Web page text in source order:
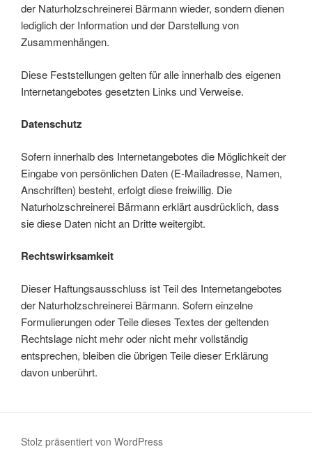
der Naturholzschreinerei Bärmann wieder, sondern dienen
lediglich der Information und der Darstellung von
Zusammenhängen.
Diese Feststellungen gelten für alle innerhalb des eigenen
Internetangebotes gesetzten Links und Verweise.
Datenschutz
Sofern innerhalb des Internetangebotes die Möglichkeit der
Eingabe von persönlichen Daten (E-Mailadresse, Namen,
Anschriften) besteht, erfolgt diese freiwillig. Die
Naturholzschreinerei Bärmann erklärt ausdrücklich, dass
sie diese Daten nicht an Dritte weitergibt.
Rechtswirksamkeit
Dieser Haftungsausschluss ist Teil des Internetangebotes
der Naturholzschreinerei Bärmann. Sofern einzelne
Formulierungen oder Teile dieses Textes der geltenden
Rechtslage nicht mehr oder nicht mehr vollständig
entsprechen, bleiben die übrigen Teile dieser Erklärung
davon unberührt.
Stolz präsentiert von WordPress